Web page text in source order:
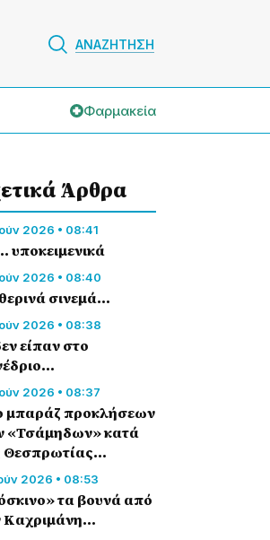
ΑΝΑΖΗΤΗΣΗ
Φαρμακεία
Άρθρα
2026 • 08:41
υποκειμενικά
2026 • 08:40
σινεμά…
2026 • 08:38
είπαν στο
2026 • 08:37
μπαράζ προκλήσεων
«Τσάμηδων» κατά
Θεσπρωτίας…
2026 • 08:53
τα βουνά από
Καχριμάνη…